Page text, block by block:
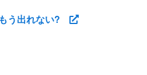
う出れない?